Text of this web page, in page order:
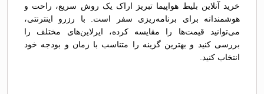
خرید آنلاین بلیط هواپیما تبریز اراک یک روش سریع، راحت و
هوشمندانه برای برنامه‌ریزی سفر است. با رزرو اینترنتی،
می‌توانید قیمت‌ها را مقایسه کرده، ایرلاین‌های مختلف را
بررسی کنید و بهترین گزینه را متناسب با زمان و بودجه خود
انتخاب کنید.